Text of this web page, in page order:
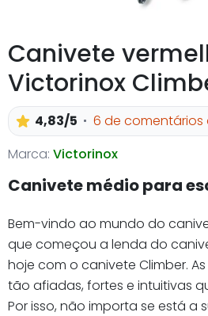
Canivete
Victorinox
4,83/5
6 de comentários
Marca: Victorinox
Canivete médio para
Bem-vindo ao mundo do
que começou a lenda do
hoje com o canivete Climber.
tão afiadas, fortes e intuitivas
Por isso, não importa se está a